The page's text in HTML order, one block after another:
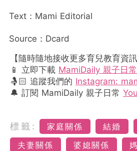
Text：Mami Editorial
Source：Dcard
【隨時隨地接收更多育兒教育資訊
📱 立即下載 MamiDaily 親子日
🤱🏻 追蹤我們的 Instagram:
🔔 訂閱 MamiDaily 親子日常
標籤: 家庭關係 結婚
夫妻關係
婆媳關係